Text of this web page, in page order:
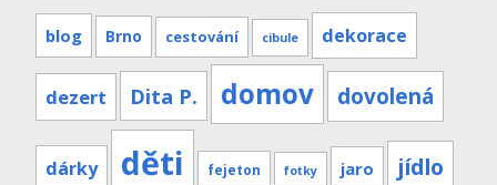
blog Brno cestování cibule dekorace
dezert Dita P. domov dovolená
dárky děti fejeton fotky jaro jídlo